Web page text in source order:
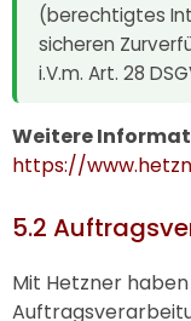
(berechtigtes
sicheren
i.V.m. Art. 28
Weitere
https://
5.2
Mit Hetzner